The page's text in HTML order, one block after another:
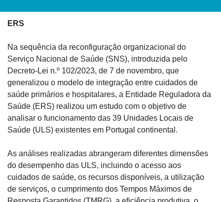
ERS
Na sequência da reconfiguração organizacional do
Serviço Nacional de Saúde (SNS), introduzida pelo
Decreto-Lei n.º 102/2023, de 7 de novembro, que
generalizou o modelo de integração entre cuidados de
saúde primários e hospitalares, a Entidade Reguladora da
Saúde (ERS) realizou um estudo com o objetivo de
analisar o funcionamento das 39 Unidades Locais de
Saúde (ULS) existentes em Portugal continental.
As análises realizadas abrangeram diferentes dimensões
do desempenho das ULS, incluindo o acesso aos
cuidados de saúde, os recursos disponíveis, a utilização
de serviços, o cumprimento dos Tempos Máximos de